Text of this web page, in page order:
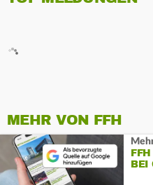
MEHR VON FFH
BEI